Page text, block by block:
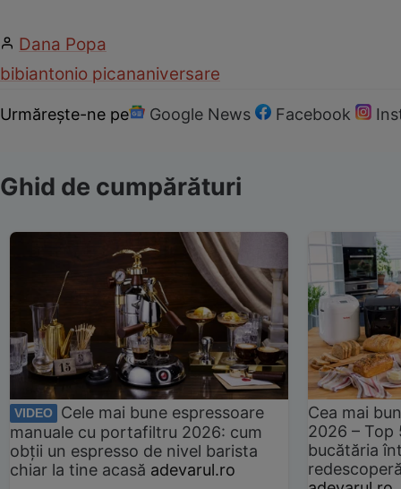
Dana Popa
bibiantonio picananiversare
Urmărește-ne pe Google News Facebook
Ghid de cumpărături
VIDEO
Cele mai bune espressoare
manuale cu portafiltru 2026: cum
obții un espresso de nivel barista
chiar la tine acasă adevarul.ro
Cea mai
2026 –
bucătăria